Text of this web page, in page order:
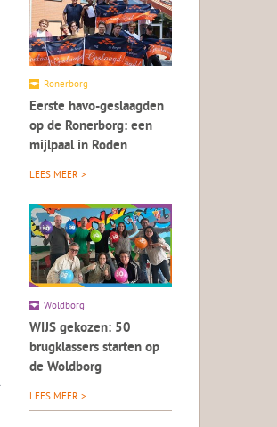
Ronerborg
Eerste havo-geslaagden
op de Ronerborg: een
mijlpaal in Roden
LEES MEER >
Woldborg
WIJS gekozen: 50
brugklassers starten op
de Woldborg
LEES MEER >